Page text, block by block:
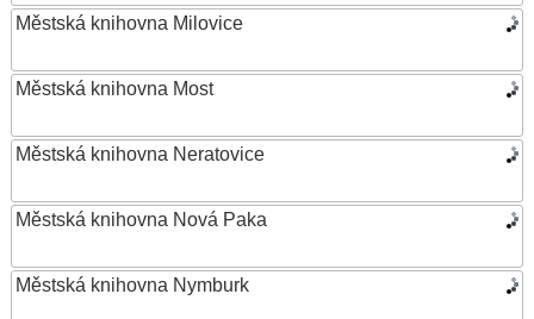
Městská knihovna Milovice
Městská knihovna Most
Městská knihovna Neratovice
Městská knihovna Nová Paka
Městská knihovna Nymburk